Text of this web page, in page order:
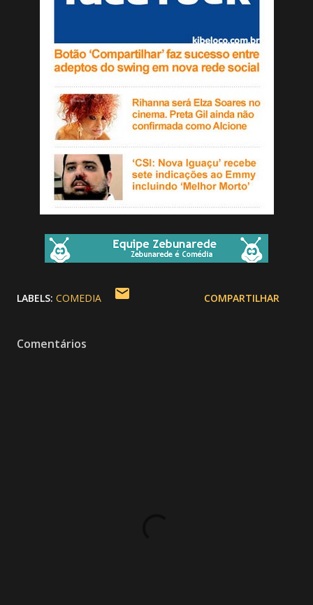
LABELS: COMEDIA COMPARTILHAR
Comentários